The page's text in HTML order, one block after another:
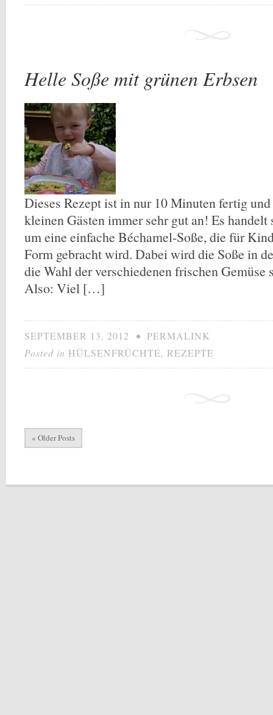
Helle Soße mit grünen Erbsen
Dieses Rezept ist in nur 10 Minuten fertig
kleinen Gästen immer sehr gut an! Es handelt
um eine einfache Béchamel-Soße, die für
Form gebracht wird. Dabei wird die Soße in
die Wahl der verschiedenen frischen Gemüse
Also: Viel […]
SEPTEMBER 13, 2012 • PERMALINK
Posted in HÜLSENFRÜCHTE, REZEPTE
« Older Posts